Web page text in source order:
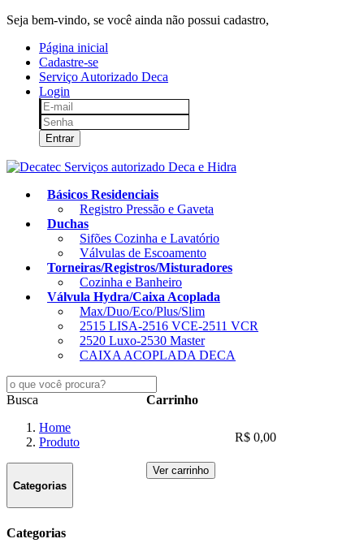
Seja bem-vindo, se você ainda não possui cadastro,
Página inicial
Cadastre-se
Serviço Autorizado Deca
Login
Entrar
Básicos Residenciais
Registro Pressão e Gaveta
Duchas
Sifões Cozinha e Lavatório
Válvulas de Escoamento
Torneiras/Registros/Misturadores
Cozinha e Banheiro
Válvula Hydra/Caixa Acoplada
Max/Duo/Eco/Plus/Slim
2515 LISA-2516 VCE-2511 VCR
2520 Luxo-2530 Master
CAIXA ACOPLADA DECA
Carrinho
R$ 0,00
Ver carrinho
Busca
Home
Produto
Categorias
Categorias